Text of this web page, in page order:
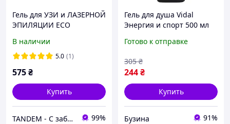
Гель для УЗИ и ЛАЗЕРНОЙ
ЭПИЛЯЦИИ ECO
вязкости пакет standart
pack ПРОЗРАЧНЫЙ 5
Италия
В наличии
5.0 (1)
575₴
Купить
TANDEM - С заботой о Вас и ваших клиентах 99%
Гель для душа Vidal
Энергия и спорт 500 мл
5381 pelican
Готово к отправке
244₴
305 ₴
Купить
Бузина 91%